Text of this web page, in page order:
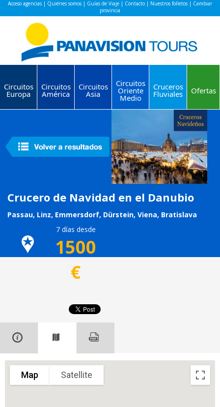
Acceso agencias | Quiénes somos | Guías de Viaje | Contacto | Nuestros folletos | Cambiar
provincia
Circuitos
Europa
Circuitos
América
Circuitos
Asia
Circuitos
Oriente
Medio
Cruceros
Fluviales Ofertas
Crucero de Navidad en el Danubio
Passau, Linz, Emmersdorf, Dürstein, Viena, Bratislava
7 días desde
1500
€
Map Satellite